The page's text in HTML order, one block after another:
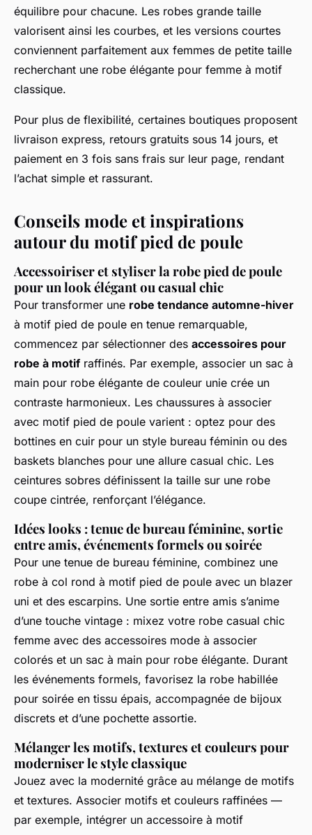
équilibre pour chacune. Les robes grande taille
valorisent ainsi les courbes, et les versions courtes
conviennent parfaitement aux femmes de petite taille
recherchant une robe élégante pour femme à motif
classique.
Pour plus de flexibilité, certaines boutiques proposent
livraison express, retours gratuits sous 14 jours, et
paiement en 3 fois sans frais sur leur page, rendant
l’achat simple et rassurant.
Conseils mode et inspirations
autour du motif pied de poule
Accessoiriser et styliser la robe pied de poule
pour un look élégant ou casual chic
Pour transformer une robe tendance automne-hiver
à motif pied de poule en tenue remarquable,
commencez par sélectionner des accessoires pour
robe à motifraffinés. Par exemple, associer un sac à
main pour robe élégante de couleur unie crée un
contraste harmonieux. Les chaussures à associer
avec motif pied de poule varient : optez pour des
bottines en cuir pour un style bureau féminin ou des
baskets blanches pour une allure casual chic. Les
ceintures sobres définissent la taille sur une robe
coupe cintrée, renforçant l’élégance.
Idées looks : tenue de bureau féminine, sortie
entre amis, événements formels ou soirée
Pour une tenue de bureau féminine, combinez une
robe à col rond à motif pied de poule avec un blazer
uni et des escarpins. Une sortie entre amis s’anime
d’une touche vintage : mixez votre robe casual chic
femme avec des accessoires mode à associer
colorés et un sac à main pour robe élégante. Durant
les événements formels, favorisez la robe habillée
pour soirée en tissu épais, accompagnée de bijoux
discrets et d’une pochette assortie.
Mélanger les motifs, textures et couleurs pour
moderniser le style classique
Jouez avec la modernité grâce au mélange de motifs
et textures. Associer motifs et couleurs raffinées —
par exemple, intégrer un accessoire à motif